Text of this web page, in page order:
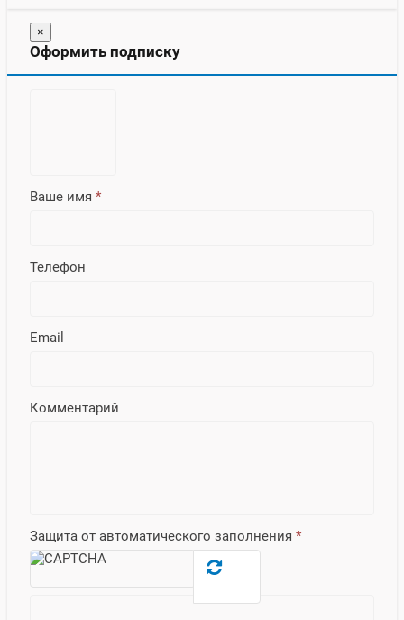
×
Оформить подписку
Ваше имя *
Телефон
Email
Комментарий
Защита от автоматического заполнения *